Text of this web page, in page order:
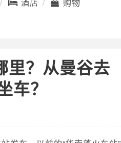
里？从曼谷去
车？